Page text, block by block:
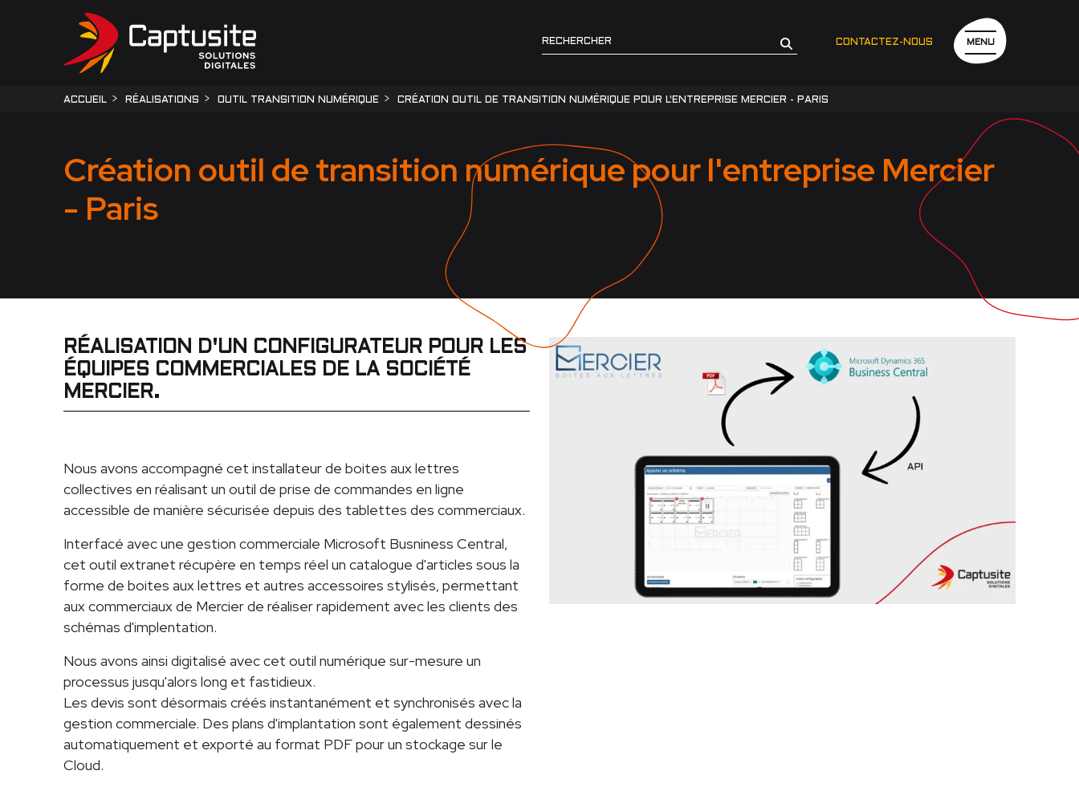
CONTACTEZ-NOUS MENU
ACCUEIL RÉALISATIONS OUTIL TRANSITION NUMÉRIQUE CRÉATION OUTIL DE TRANSITION NUMÉRIQUE POUR L'ENTREPRISE MERCIER - PARIS
Création outil de transition numérique pour l'entreprise Mercier
- Paris
RÉALISATION D'UN CONFIGURATEUR POUR LES
ÉQUIPES COMMERCIALES DE LA SOCIÉTÉ
MERCIER.
Nous avons accompagné cet installateur de boites aux lettres
collectives en réalisant un outil de prise de commandes en ligne
accessible de manière sécurisée depuis des tablettes des commerciaux.
Interfacé avec une gestion commerciale Microsoft Busniness Central,
cet outil extranet récupère en temps réel un catalogue d'articles sous la
forme de boites aux lettres et autres accessoires stylisés, permettant
aux commerciaux de Mercier de réaliser rapidement avec les clients des
schémas d'implentation.
Nous avons ainsi digitalisé avec cet outil numérique sur-mesure un
processus jusqu'alors long et fastidieux.
Les devis sont désormais créés instantanément et synchronisés avec la
gestion commerciale. Des plans d'implantation sont également dessinés
automatiquement et exporté au format PDF pour un stockage sur le
Cloud.